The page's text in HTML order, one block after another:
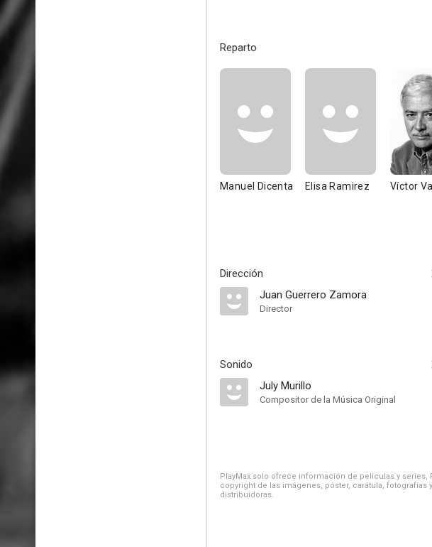
Reparto
Manuel Dicenta Elisa Ramirez Víctor
Dirección
Juan Guerrero Zamora
Director
Sonido
July Murillo
Compositor de la Música Original
PlayMax solo ofrece información de películas y
copyright de las imágenes, póster, carátula,
distribuidoras.